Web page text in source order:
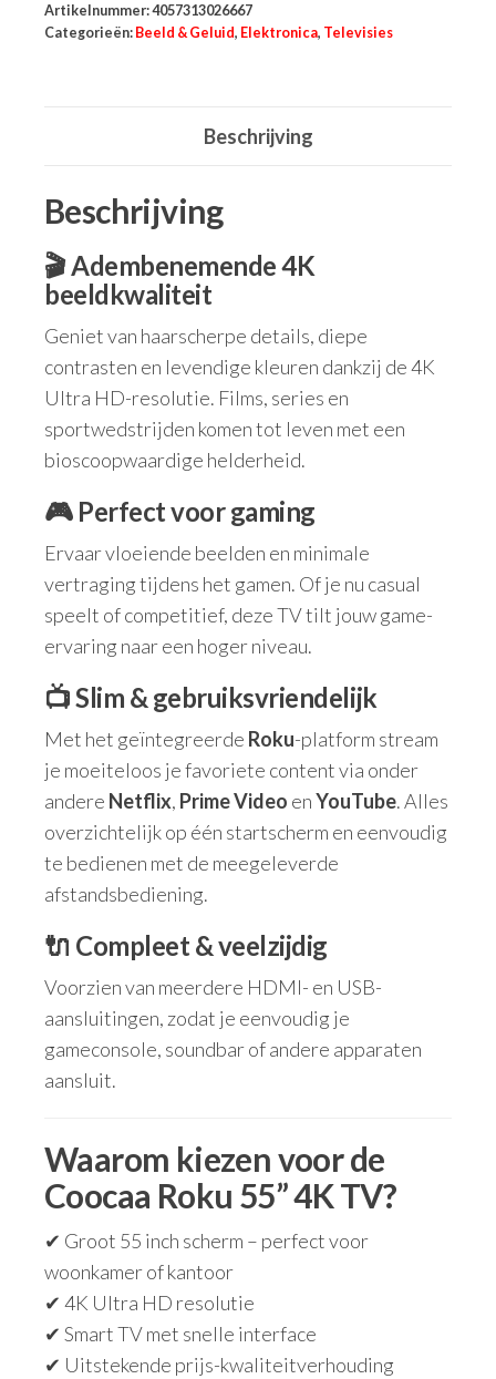
Artikelnummer:4057313026667
Categorieën: Beeld & Geluid, Elektronica, Televisies
Beschrijving
Beschrijving
🎬 Adembenemende 4K
beeldkwaliteit
Geniet van haarscherpe details, diepe
contrasten en levendige kleuren dankzij de 4K
Ultra HD-resolutie. Films, series en
sportwedstrijden komen tot leven met een
bioscoopwaardige helderheid.
🎮 Perfect voor gaming
Ervaar vloeiende beelden en minimale
vertraging tijdens het gamen. Of je nu casual
speelt of competitief, deze TV tilt jouw game-
ervaring naar een hoger niveau.
📺 Slim & gebruiksvriendelijk
Met het geïntegreerde Roku-platform stream
je moeiteloos je favoriete content via onder
andere Netflix, Prime Video enYouTube. Alles
overzichtelijk op één startscherm en eenvoudig
te bedienen met de meegeleverde
afstandsbediening.
🔌 Compleet & veelzijdig
Voorzien van meerdere HDMI- en USB-
aansluitingen, zodat je eenvoudig je
gameconsole, soundbar of andere apparaten
aansluit.
Waarom kiezen voor de
Coocaa Roku 55” 4K TV?
✔ Groot 55 inch scherm – perfect voor
woonkamer of kantoor
✔ 4K Ultra HD resolutie
✔ Smart TV met snelle interface
✔ Uitstekende prijs-kwaliteitverhouding